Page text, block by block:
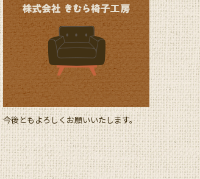
b
o
o
k
今後ともよろしくお願いいたします。